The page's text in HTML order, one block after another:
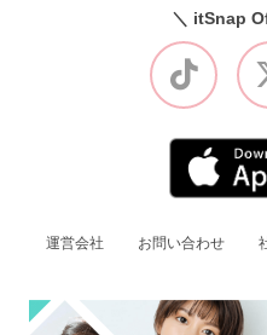
＼ itSnap
運営会社 お問い合わせ